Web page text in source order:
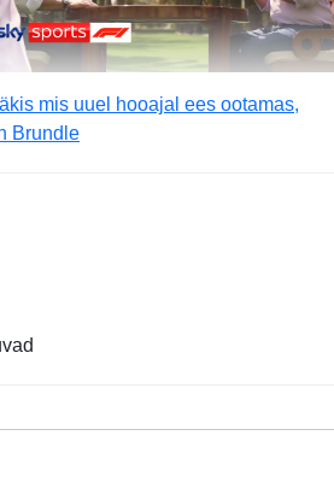
mis uuel hooajal ees ootamas,
Brundle